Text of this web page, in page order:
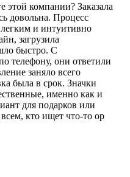
этой компании? Заказала
довольна. Процесс
и интуитивно
загрузила
быстро. С
телефону, они ответили
заняло всего
была в срок. Значки
именно как и
для подарков или
кто ищет что-то ор